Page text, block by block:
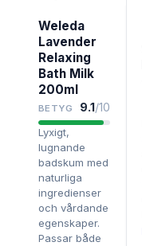
Weleda
Lavender
Relaxing
Bath Milk
200ml
BETYG 9.1/10
Lyxigt,
lugnande
badskum med
naturliga
ingredienser
och vårdande
egenskaper.
Passar både